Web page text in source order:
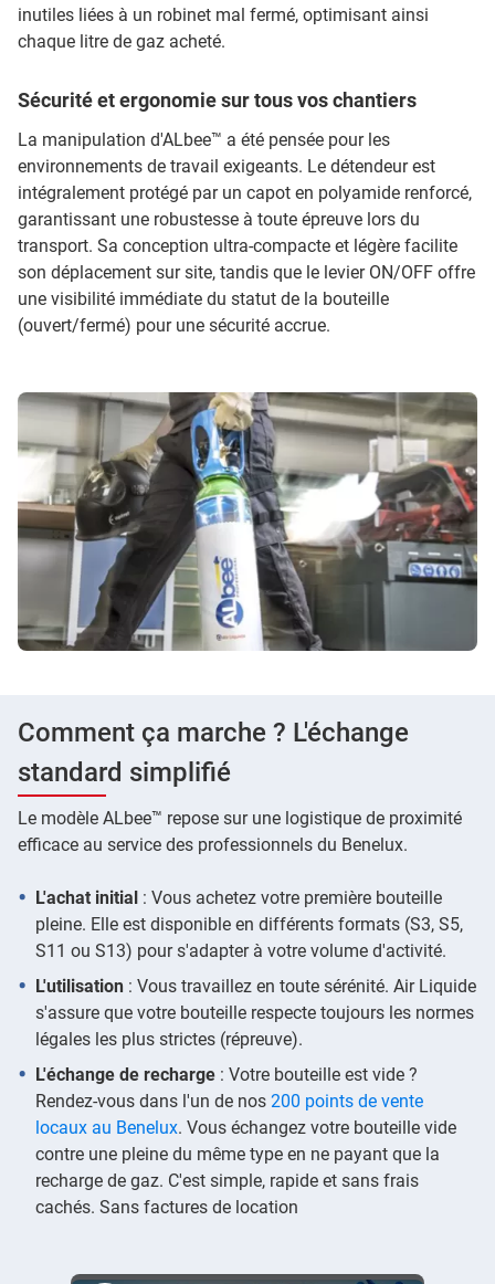
inutiles liées à un robinet mal fermé, optimisant ainsi
chaque litre de gaz acheté.
Sécurité et ergonomie sur tous vos chantiers
La manipulation d'ALbee™ a été pensée pour les
environnements de travail exigeants. Le détendeur est
intégralement protégé par un capot en polyamide renforcé,
garantissant une robustesse à toute épreuve lors du
transport. Sa conception ultra-compacte et légère facilite
son déplacement sur site, tandis que le levier ON/OFF offre
une visibilité immédiate du statut de la bouteille
(ouvert/fermé) pour une sécurité accrue.
Comment ça marche ? L'échange
standard simplifié
Le modèle ALbee™ repose sur une logistique de proximité
efficace au service des professionnels du Benelux.
L'achat initial : Vous achetez votre première bouteille
pleine. Elle est disponible en différents formats (S3, S5,
S11 ou S13) pour s'adapter à votre volume d'activité.
L'utilisation : Vous travaillez en toute sérénité. Air Liquide
s'assure que votre bouteille respecte toujours les normes
légales les plus strictes (répreuve).
L'échange de recharge : Votre bouteille est vide ?
Rendez-vous dans l'un de nos 200 points de vente
locaux au Benelux. Vous échangez votre bouteille vide
contre une pleine du même type en ne payant que la
recharge de gaz. C'est simple, rapide et sans frais
cachés. Sans factures de location